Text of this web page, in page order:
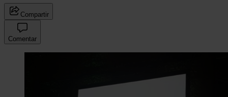
Compartir
Comentar